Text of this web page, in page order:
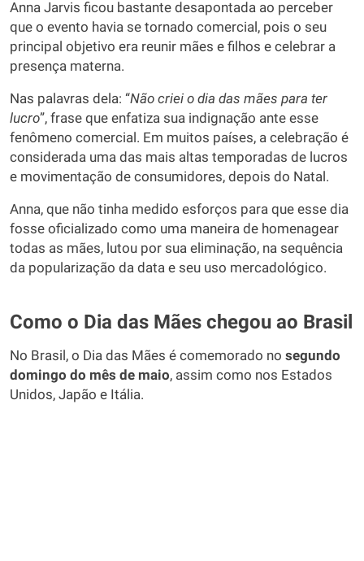
Anna Jarvis ficou bastante desapontada ao perceber
que o evento havia se tornado comercial, pois o seu
principal objetivo era reunir mães e filhos e celebrar a
presença materna.
Nas palavras dela: “Não criei o dia das mães para ter
lucro”, frase que enfatiza sua indignação ante esse
fenômeno comercial. Em muitos países, a celebração é
considerada uma das mais altas temporadas de lucros
e movimentação de consumidores, depois do Natal.
Anna, que não tinha medido esforços para que esse dia
fosse oficializado como uma maneira de homenagear
todas as mães, lutou por sua eliminação, na sequência
da popularização da data e seu uso mercadológico.
Como o Dia das Mães chegou ao Brasil
No Brasil, o Dia das Mães é comemorado no segundo
domingo do mês de maio, assim como nos Estados
Unidos, Japão e Itália.